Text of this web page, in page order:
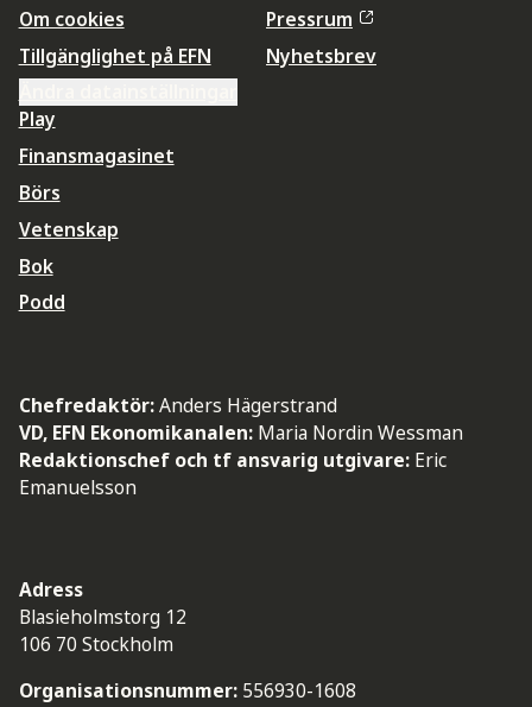
Om cookies
Tillgänglighet på EFN
Pressrum
Nyhetsbrev
Play
Finansmagasinet
Börs
Vetenskap
Bok
Podd
Chefredaktör:Anders Hägerstrand
VD, EFN Ekonomikanalen: Maria Nordin Wessman
Redaktionschef och tf ansvarig utgivare: Eric
Emanuelsson
Adress
Blasieholmstorg 12
106 70 Stockholm
Organisationsnummer: 556930-1608